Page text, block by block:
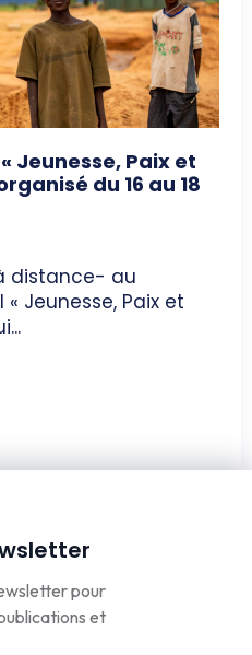
Jeunesse, Paix et
du 16 au 18
distance- au
Jeunesse, Paix et
pour
et